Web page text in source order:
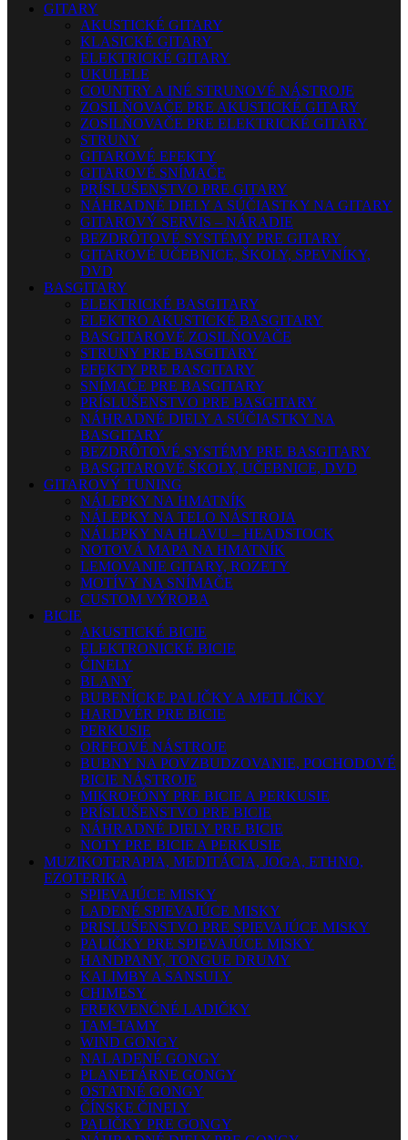
GITARY
AKUSTICKÉ GITARY
KLASICKÉ GITARY
ELEKTRICKÉ GITARY
UKULELE
COUNTRY A INÉ STRUNOVÉ NÁSTROJE
ZOSILŇOVAČE PRE AKUSTICKÉ GITARY
ZOSILŇOVAČE PRE ELEKTRICKÉ GITARY
STRUNY
GITAROVÉ EFEKTY
GITAROVÉ SNÍMAČE
PRÍSLUŠENSTVO PRE GITARY
NÁHRADNÉ DIELY A SÚČIASTKY NA GITARY
GITAROVÝ SERVIS – NÁRADIE
BEZDRÔTOVÉ SYSTÉMY PRE GITARY
GITAROVÉ UČEBNICE, ŠKOLY, SPEVNÍKY,
DVD
BASGITARY
ELEKTRICKÉ BASGITARY
ELEKTRO AKUSTICKÉ BASGITARY
BASGITAROVÉ ZOSILŇOVAČE
STRUNY PRE BASGITARY
EFEKTY PRE BASGITARY
SNÍMAČE PRE BASGITARY
PRÍSLUŠENSTVO PRE BASGITARY
NÁHRADNÉ DIELY A SÚČIASTKY NA
BASGITARY
BEZDRÔTOVÉ SYSTÉMY PRE BASGITARY
BASGITAROVÉ ŠKOLY, UČEBNICE, DVD
GITAROVÝ TUNING
NÁLEPKY NA HMATNÍK
NÁLEPKY NA TELO NÁSTROJA
NÁLEPKY NA HLAVU – HEADSTOCK
NOTOVÁ MAPA NA HMATNÍK
LEMOVANIE GITARY, ROZETY
MOTÍVY NA SNÍMAČE
CUSTOM VÝROBA
BICIE
AKUSTICKÉ BICIE
ELEKTRONICKÉ BICIE
ČINELY
BLANY
BUBENÍCKE PALIČKY A METLIČKY
HARDVÉR PRE BICIE
PERKUSIE
ORFFOVÉ NÁSTROJE
BUBNY NA POVZBUDZOVANIE, POCHODOVÉ
BICIE NÁSTROJE
MIKROFÓNY PRE BICIE A PERKUSIE
PRÍSLUŠENSTVO PRE BICIE
NÁHRADNÉ DIELY PRE BICIE
NOTY PRE BICIE A PERKUSIE
MUZIKOTERAPIA, MEDITÁCIA, JOGA, ETHNO,
EZOTERIKA
SPIEVAJÚCE MISKY
LADENÉ SPIEVAJÚCE MISKY
PRISLUŠENSTVO PRE SPIEVAJÚCE MISKY
PALIČKY PRE SPIEVAJÚCE MISKY
HANDPANY, TONGUE DRUMY
KALIMBY A SANSULY
CHIMESY
FREKVENČNÉ LADIČKY
TAM-TAMY
WIND GONGY
NALADENÉ GONGY
PLANETÁRNE GONGY
OSTATNÉ GONGY
ČÍNSKE ČINELY
PALIČKY PRE GONGY